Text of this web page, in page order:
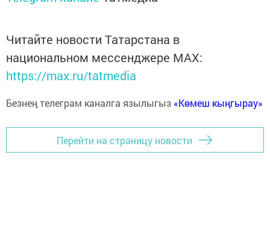
Читайте новости Татарстана в
национальном мессенджере MАХ:
https://max.ru/tatmedia
Безнең телеграм каналга язылыгыз «Көмеш кыңгырау»
Перейти на страницу новости